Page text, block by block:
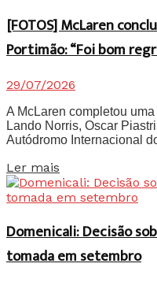
[FOTOS] McLaren
Portimão: “Foi bom
29/07/2026
A McLaren completou
Lando Norris, Oscar
Autódromo Internacional
Ler mais
Domenicali: Decisão
tomada em setembro